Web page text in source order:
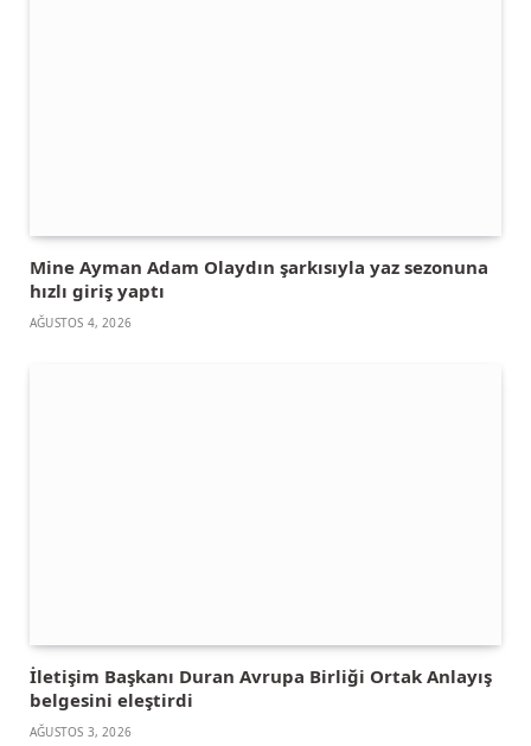
Mine Ayman Adam Olaydın şarkısıyla yaz sezonuna
hızlı giriş yaptı
AĞUSTOS 4, 2026
İletişim Başkanı Duran Avrupa Birliği Ortak Anlayış
belgesini eleştirdi
AĞUSTOS 3, 2026